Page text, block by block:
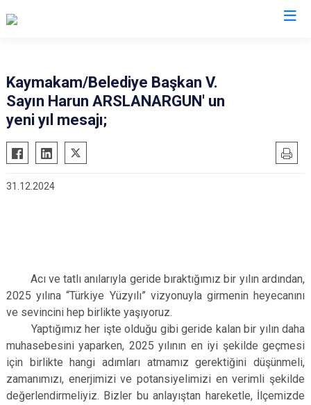
Bahçesaray
Başkale
Çaldıran
Gürpınar
Kaymakam/Belediye Başkan V.
Sayın Harun ARSLANARGUN' un
yeni yıl mesajı;
31.12.2024
Acı ve tatlı anılarıyla geride bıraktığımız bir yılın ardından,
2025 yılına “Türkiye Yüzyılı” vizyonuyla girmenin heyecanını
ve sevincini hep birlikte yaşıyoruz.
Yaptığımız her işte olduğu gibi geride kalan bir yılın daha
muhasebesini yaparken, 2025 yılının en iyi şekilde geçmesi
için birlikte hangi adımları atmamız gerektiğini düşünmeli,
zamanımızı, enerjimizi ve potansiyelimizi en verimli şekilde
değerlendirmeliyiz. Bizler bu anlayıştan hareketle, İlçemizde